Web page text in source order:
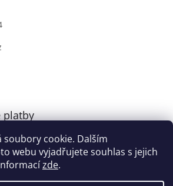
soubory cookie. Dalším
webu vyjadřujete souhlas s jejich
zde.
platby